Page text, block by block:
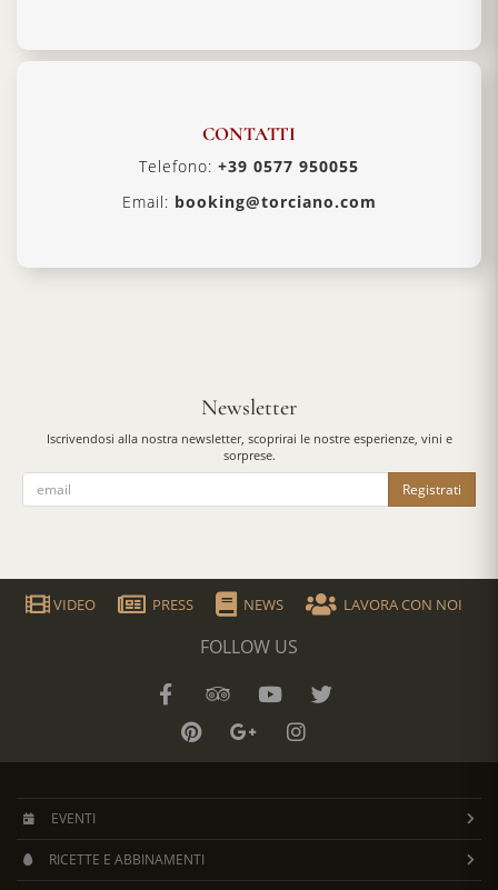
CONTATTI
Telefono: +39 0577 950055
Email: booking@torciano.com
Newsletter
Iscrivendosi alla nostra newsletter, scoprirai le nostre esperienze, vini e
sorprese.
Registrati
VIDEO PRESS NEWS LAVORA CON NOI
FOLLOW US
EVENTI
RICETTE E ABBINAMENTI